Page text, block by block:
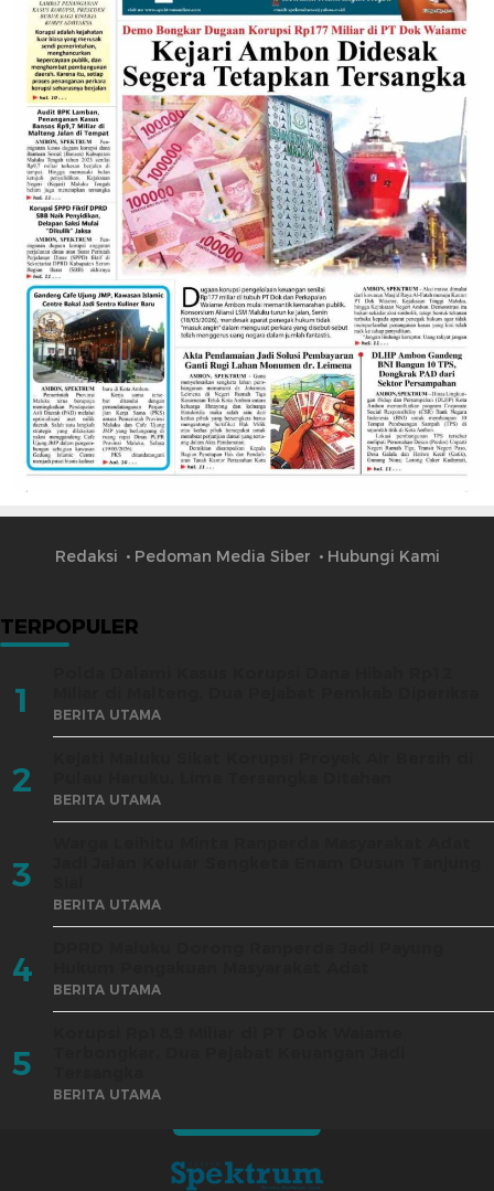
Redaksi Pedoman Media Siber Hubungi Kami
TERPOPULER
1 BERITA UTAMA
2 BERITA UTAMA
3
BERITA UTAMA
4 BERITA UTAMA
5
BERITA UTAMA